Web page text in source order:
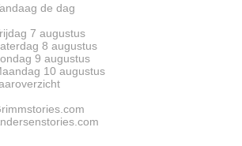
de dag
7 augustus
8 augustus
9 augustus
10 augustus